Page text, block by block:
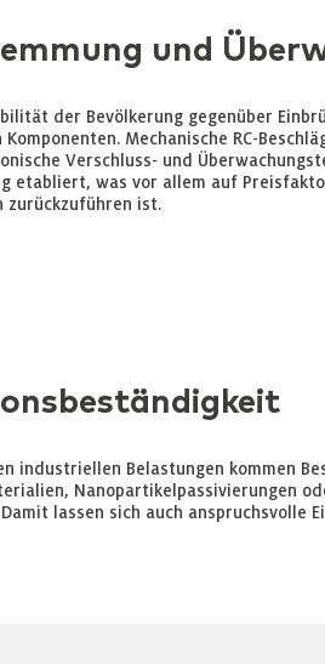
und
der Bevölkerung gegenüber
Mechanische RC-
Verschluss- und
etabliert, was vor allem auf
zurückzuführen ist.
industriellen Belastungen kommen
Nanopartikelpassivierungen
lassen sich auch anspruchsvolle